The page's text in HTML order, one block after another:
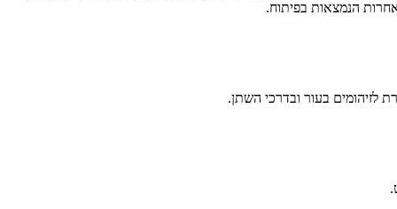
לזיהומים בעור ובדרכי השתן.